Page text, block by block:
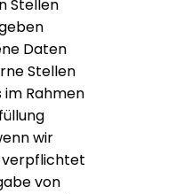
Stellen
Daten
Stellen
im Rahmen
wir
verpflichtet
von